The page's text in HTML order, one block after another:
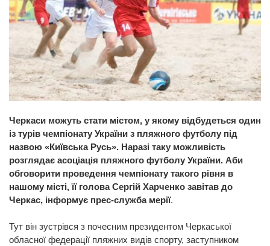
Черкаси можуть стати містом, у якому відбудеться один
із турів чемпіонату України з пляжного футболу під
назвою «Київська Русь». Наразі таку можливість
розглядає асоціація пляжного футболу України. Аби
обговорити проведення чемпіонату такого рівня в
нашому місті, її голова Сергій Харченко завітав до
Черкас, інформує прес-служба мерії.
Тут він зустрівся з почесним президентом Черкаської
обласної федерації пляжних видів спорту, заступником